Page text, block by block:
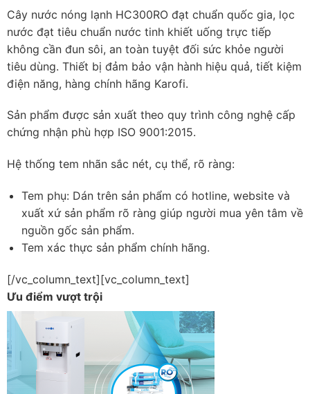
Cây nước nóng lạnh HC300RO đạt chuẩn quốc gia, lọc
nước đạt tiêu chuẩn nước tinh khiết uống trực tiếp
không cần đun sôi, an toàn tuyệt đối sức khỏe người
tiêu dùng. Thiết bị đảm bảo vận hành hiệu quả, tiết kiệm
điện năng, hàng chính hãng Karofi.
Sản phẩm được sản xuất theo quy trình công nghệ cấp
chứng nhận phù hợp ISO 9001:2015.
Hệ thống tem nhãn sắc nét, cụ thể, rõ ràng:
Tem phụ: Dán trên sản phẩm có hotline, website và
xuất xứ sản phẩm rõ ràng giúp người mua yên tâm về
nguồn gốc sản phẩm.
Tem xác thực sản phẩm chính hãng.
[/vc_column_text][vc_column_text]
Ưu điểm vượt trội